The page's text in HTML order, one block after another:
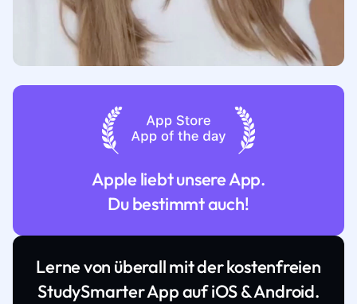
Apple liebt unsere App.
Du bestimmt auch!
Lerne von überall mit der kostenfreien
StudySmarter App auf iOS & Android.